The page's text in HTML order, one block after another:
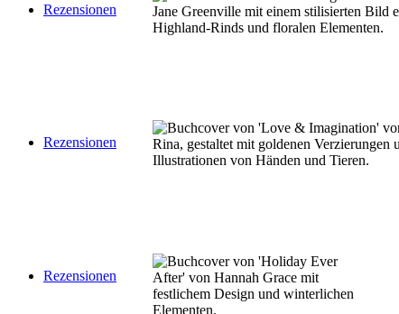
Rezensionen
Rezensionen
Rezensionen